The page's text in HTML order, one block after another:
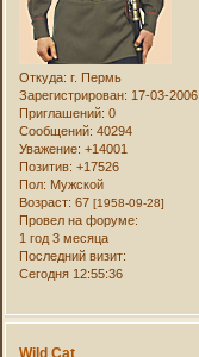
Откуда: г. Пермь
Зарегистрирован: 17-03-2006
Приглашений: 0
Сообщений: 40294
Уважение: +14001
Позитив: +17526
Пол: Мужской
Возраст: 67[1958-09-28]
Провел на форуме:
1 год 3 месяца
Последний визит:
Сегодня 12:55:36
Wild Cat